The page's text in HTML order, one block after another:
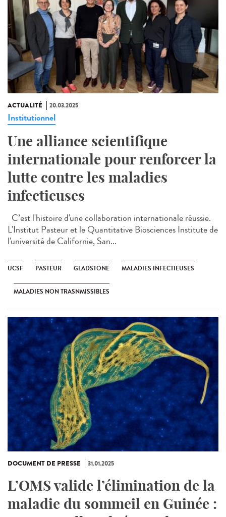
ACTUALITÉ 20.03.2025
Institutionnel
Une alliance scientifique
internationale pour renforcer la
lutte contre les maladies
infectieuses
C’est l'histoire d'une collaboration internationale réussie.
L'Institut Pasteur et le Quantitative Biosciences Institute de
l'université de Californie, San...
UCSF PASTEUR GLADSTONE MALADIES INFECTIEUSES
MALADIES NON TRASNMISSIBLES
DOCUMENT DE PRESSE 31.01.2025
L’OMS valide l’élimination de la
maladie du sommeil en Guinée :